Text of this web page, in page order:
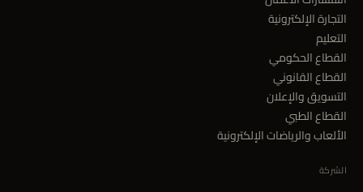
التجارة الإلكترونية
التعليم
القطاع الحكومي
القطاع القانوني
التسويق والإعلان
القطاع الطبي
الألعاب والرياضات الإلكترونية
الشركة